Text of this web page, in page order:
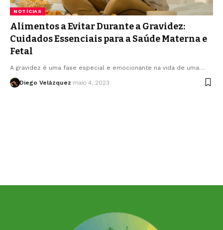
NOTÍCIAS
Alimentos a Evitar Durante a Gravidez:
Cuidados Essenciais para a Saúde Materna e
Fetal
A gravidez é uma fase especial e emocionante na vida de uma…
Diego Velázquez maio 4, 2023